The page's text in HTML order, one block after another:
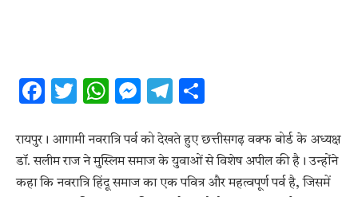
Facebook
Twitter
WhatsApp
Messenger
Telegram
रायपुर। आगामी नवरात्रि पर्व को देखते हुए छत्तीसगढ़ वक्फ बोर्ड के अध्यक्ष
डॉ. सलीम राज ने मुस्लिम समाज के युवाओं से विशेष अपील की है। उन्होंने
कहा कि नवरात्रि हिंदू समाज का एक पवित्र और महत्वपूर्ण पर्व है, जिसमें